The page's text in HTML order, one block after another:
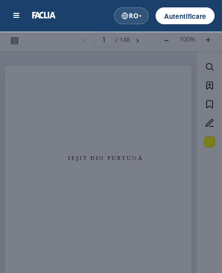
RO Autentificare
▤ ‹ / 148 › − 100% +
 